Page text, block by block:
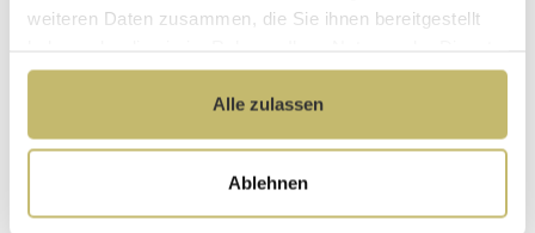
weiteren Daten zusammen, die Sie ihnen bereitgestellt
gesammelt haben.
Alle zulassen
Ablehnen
Produktdetails
Designed in Germany: Wir bieten ein sehr gutes
Preis-Leistungsniveau, denn S…Mehr